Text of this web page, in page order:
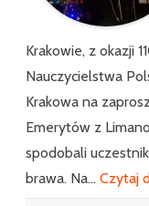
Krakowie, z okazji
Nauczycielstwa
Krakowa na
Emerytów z
spodobali
brawa. Na… Czytaj